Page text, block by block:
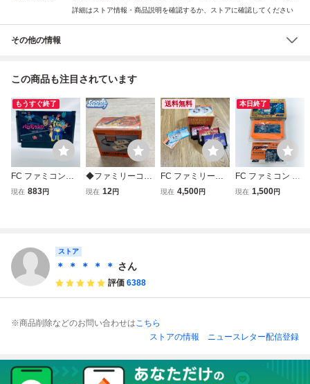
詳細はストア情報・商品説明を確認するか、ストアに確認してください
その他の情報
この商品も注目されています
もうすぐ終了
FC ファミコンソ
フト パロディウス
現在 883円
◆ファミリーコン
ピューター/ファミ
現在 12円
送料無料
FC ファミリーコ
ンピューター NE
現在 4,500円
本日終了
FC ファミコン フ
ォーメーションZ
現在 1,500円
ストア
＊ ＊ ＊ ＊ ＊ さん
評価 6388
※商品削除などのお問い合わせはこちら
ストアの情報
ニュースレター配信登録